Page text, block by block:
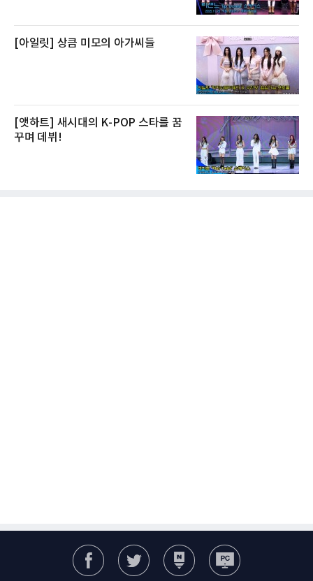
[아일릿] 상큼 미모의 아가씨들
[앳하트] 새시대의 K-POP 스타를 꿈
꾸며 데뷔!